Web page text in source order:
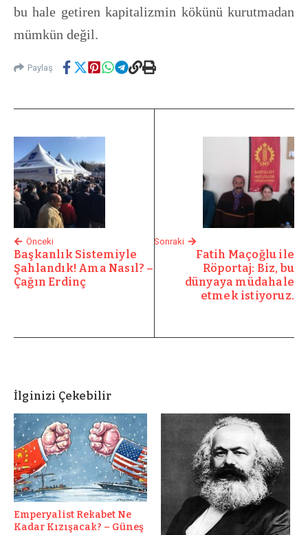
bu hale getiren kapitalizmin kökünü kurutmadan
mümkün değil.
Paylaş
Önceki
Başkanlık Sistemiyle
Şahlandık! Ama Nasıl? –
Çağın Erdinç
Sonraki
Fatih Maçoğlu ile
Röportaj: Biz, bu
dünyaya müdahale
etmek istiyoruz.
İlginizi Çekebilir
Emperyalist Rekabet Ne
Kadar Kızışacak? – Güneş